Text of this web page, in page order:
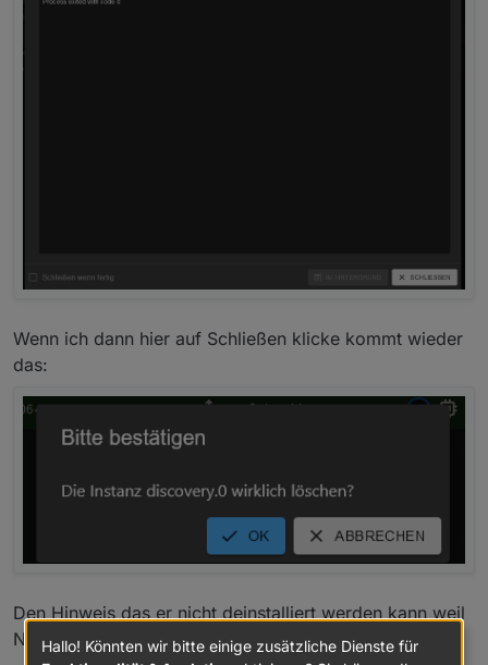
Wenn ich dann hier auf Schließen klicke kommt wieder
das:
Den Hinweis das er nicht deinstalliert werden kann weil
Nettools ihn benötigt gab es beim ersten mal nicht.
Hallo! Könnten wir bitte einige zusätzliche Dienste für